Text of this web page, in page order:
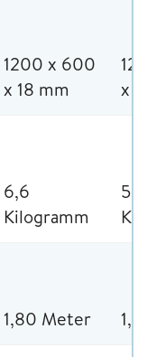
1200 x 600
x 18 mm
x
6,6
Kilogramm
5
1,80 Meter